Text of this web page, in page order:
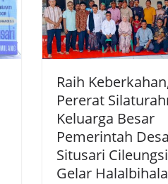
Raih
Pererat
Keluarga Besar
Pemerintah Desa
Situsari Cileungsi
Gelar